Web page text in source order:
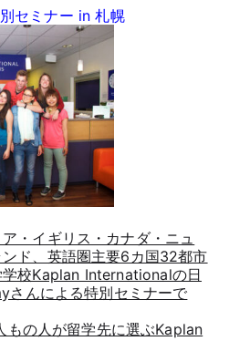
セミナー in 札幌
・イギリス・カナダ・ニュ
ド、英語圏主要6カ国32都市
校Kaplan Internationalの日
さんによる特別セミナーで
の人が留学先に選ぶKaplan